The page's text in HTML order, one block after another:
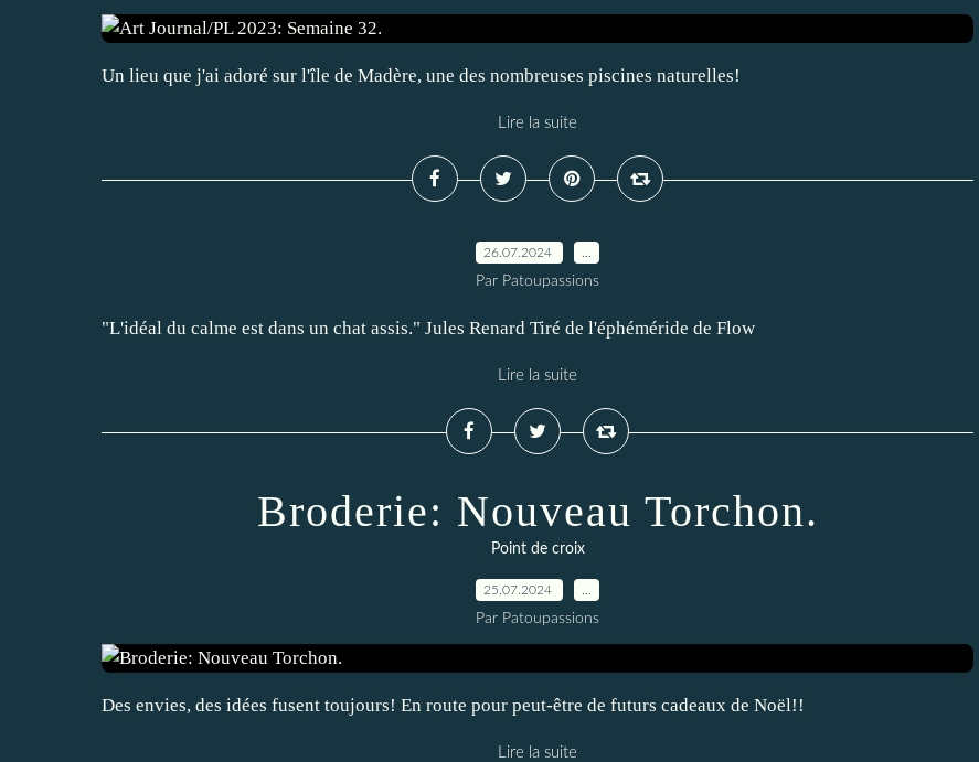
Un lieu que j'ai adoré sur l'île de Madère, une des nombreuses piscines naturelles!
Lire la suite
26.07.2024
Par Patoupassions
"L'idéal du calme est dans un chat assis." Jules Renard Tiré de l'éphéméride de Flow
Lire la suite
Broderie: Nouveau Torchon.
Point de croix
25.07.2024
Par Patoupassions
Des envies, des idées fusent toujours! En route pour peut-être de futurs cadeaux de Noël!!
Lire la suite